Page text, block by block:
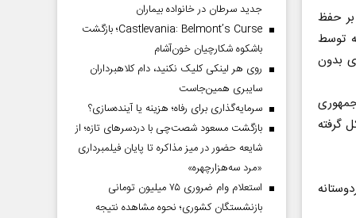
بر حفظ
توسط
بدون
جمهوری
گرفته
جدید سرطان در خانواده بیماران
Castlevania: Belmont’s Curse؛ بازگشت
باشکوه شکارچیان خون‌آشام
روی هر لینکی کلیک نکنید، دام کلاهبرداران
سایبری همین‌جاست
سرمایه‌گذاری برای رفاه؛ هزینه یا آینده‌سازی؟
بازگشت مسعود شصت‌چی با دردسر‌های تازه؛ از
شایعه حضور در میز مذاکره تا پایان فیلمبرداری
«مرد سه‌هزارچهره»
استعلام وام ضروری ۷۵ میلیون تومانی
بازنشستگان کشوری؛ نحوه مشاهده نتیجه